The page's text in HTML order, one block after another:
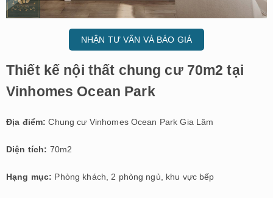
NHẬN TƯ VẤN VÀ BÁO GIÁ
Thiết kế nội thất chung cư 70m2 tại
Vinhomes Ocean Park
Địa điểm:Chung cư Vinhomes Ocean Park Gia Lâm
Diện tích: 70m2
Hạng mục: Phòng khách, 2 phòng ngủ, khu vực bếp